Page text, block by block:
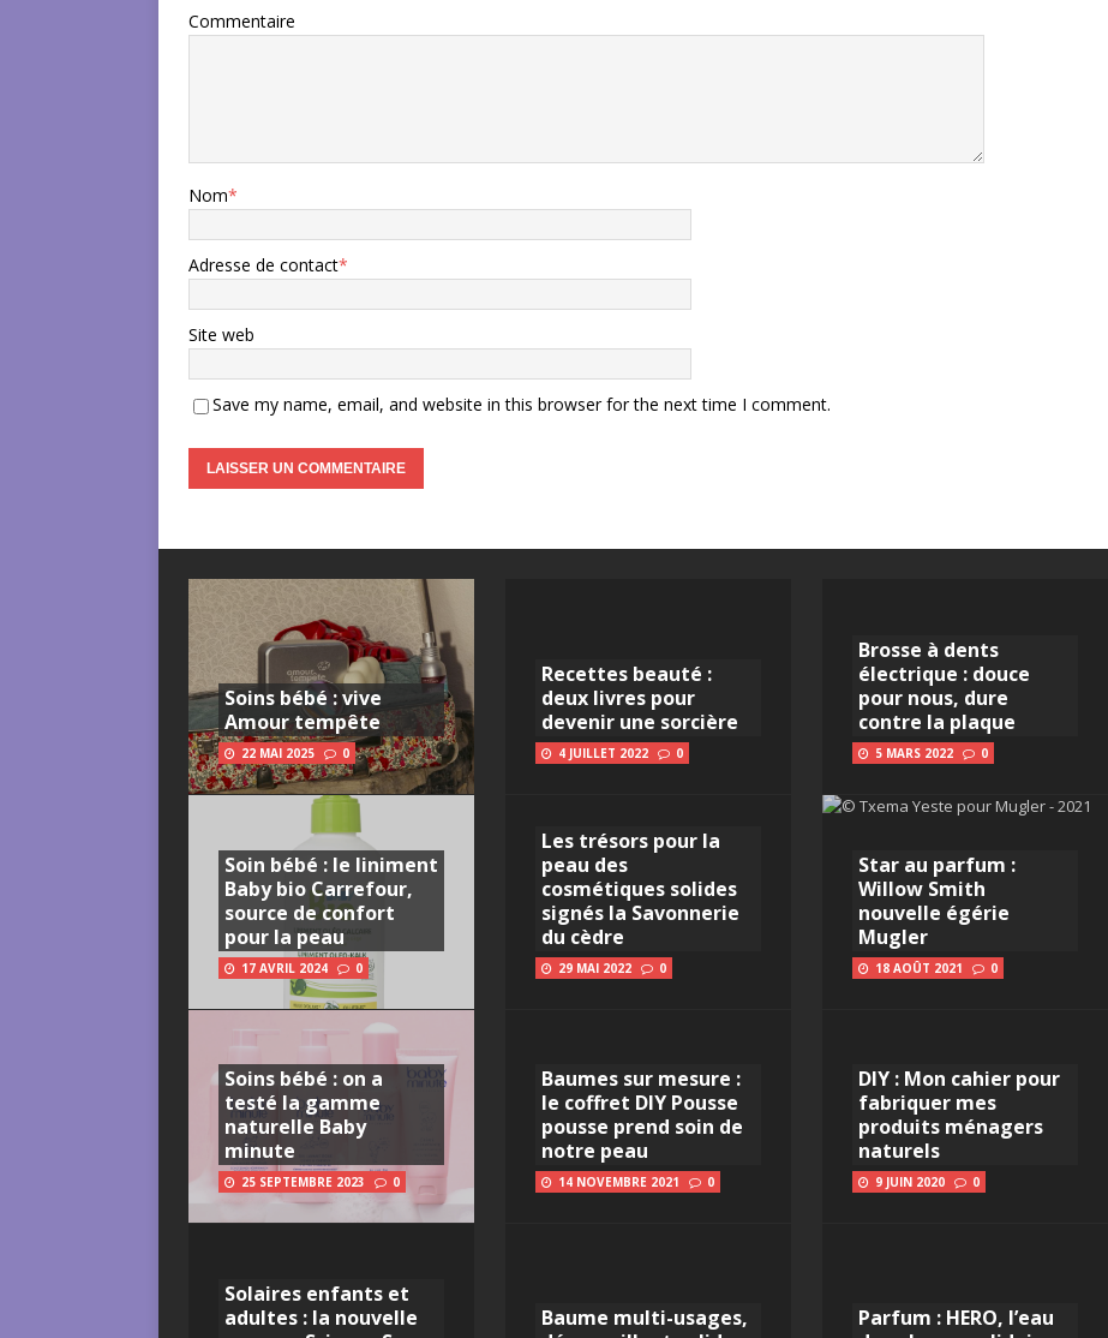
Commentaire
Nom*
Adresse de contact*
Site web
Save my name, email, and website in this browser for the next time I comment.
Soins bébé : vive
Amour tempête
22 MAI 2025 0
Soin bébé : le liniment
Baby bio Carrefour,
source de confort
pour la peau
17 AVRIL 2024 0
Soins bébé : on a
testé la gamme
naturelle Baby
minute
25 SEPTEMBRE 2023 0
Solaires enfants et
adultes : la nouvelle
Recettes beauté :
deux livres pour
devenir une sorcière
4 JUILLET 2022 0
Les trésors pour la
peau des
cosmétiques solides
signés la Savonnerie
du cèdre
29 MAI 2022 0
Baumes sur mesure :
le coffret DIY Pousse
pousse prend soin de
notre peau
14 NOVEMBRE 2021 0
Baume multi-usages,
Brosse à dents
électrique : douce
pour nous, dure
contre la plaque
5 MARS 2022 0
Star au parfum :
Willow Smith
nouvelle égérie
Mugler
18 AOÛT 2021 0
DIY : Mon cahier pour
fabriquer mes
produits ménagers
naturels
9 JUIN 2020 0
Parfum : HERO, l’eau